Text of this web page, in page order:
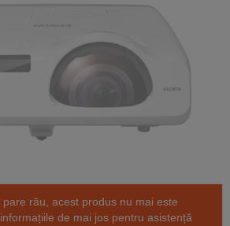
rău, acest produs nu mai este
de mai jos pentru asistență